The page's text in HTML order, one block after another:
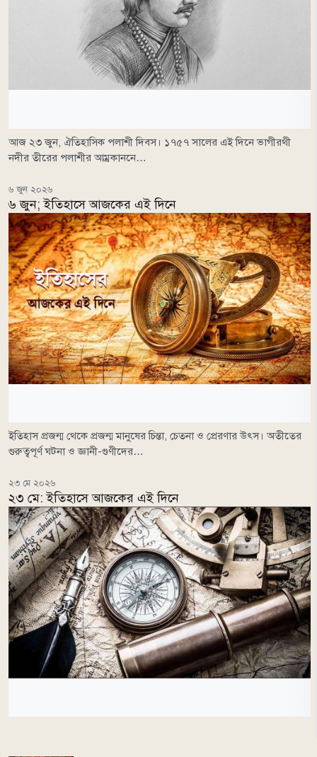
আজ ২৩ জুন, ঐতিহাসিক পলাশী দিবস। ১৭৫৭ সালের এই দিনে ভাগীরথী
নদীর তীরের পলাশীর আম্রকাননে…
৬ জুন ২০২৬
৬ জুন; ইতিহাসে আজকের এই দিনে
ইতিহাস প্রজন্ম থেকে প্রজন্ম মানুষের চিন্তা, চেতনা ও প্রেরণার উৎস। অতীতের
গুরুত্বপূর্ণ ঘটনা ও জ্ঞানী-গুণীদের…
২৩ মে ২০২৬
২৩ মে: ইতিহাসে আজকের এই দিনে